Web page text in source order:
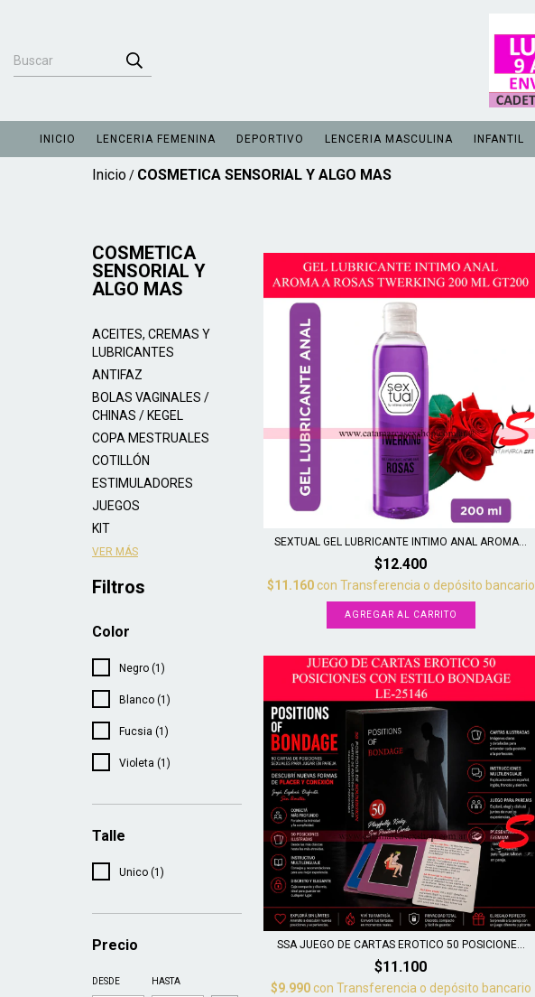
INICIO LENCERIA FEMENINA DEPORTIVO LENCERIA MASCULINA INFANTIL
Inicio/ COSMETICA SENSORIAL Y ALGO MAS
COSMETICA
SENSORIAL Y
ALGO MAS
ACEITES, CREMAS Y
LUBRICANTES
ANTIFAZ
BOLAS VAGINALES /
CHINAS / KEGEL
COPA MESTRUALES
COTILLÓN
ESTIMULADORES
JUEGOS
KIT
VER MÁS
Filtros
Color
Negro (1)
Blanco (1)
Fucsia (1)
Violeta (1)
Talle
Unico (1)
Precio
DESDE HASTA
SEXTUAL GEL LUBRICANTE INTIMO ANAL AROMA...
$12.400
$11.160con Transferencia o depósito bancario
SSA JUEGO DE CARTAS EROTICO 50 POSICIONE...
$11.100
$9.990con Transferencia o depósito bancario